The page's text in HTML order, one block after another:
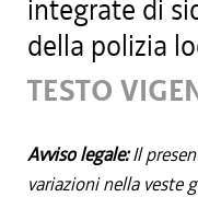
integrate di
della polizia
TESTO
Avviso legale:Il
variazioni nella veste